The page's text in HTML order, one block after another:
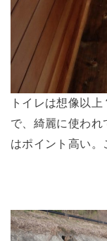
トイレは想像以
で、綺麗に使わ
はポイント高い。